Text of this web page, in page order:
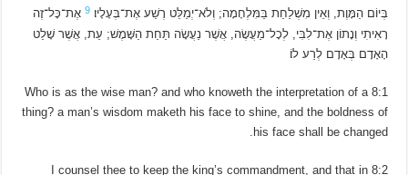
בְּיוֹם הַמָּוֶת, וְאֵין מִשְׁלַחַת בַּמִּלְחָמָה; וְלֹא־יְמַלֵּט רֶשַׁע אֶת־בְּעָלָיו׃9 אֶת־כָּל־זֶה
רָאִיתִי וְנָתוֹן אֶת־לִבִּי, לְכָל־מַעֲשֶׂה, אֲשֶׁר נַעֲשָׂה תַּחַת הַשָּׁמֶשׁ; עֵת, אֲשֶׁר שָׁלַט
הָאָדָם בְּאָדָם לְרַע לוֹ׃
8:1 Who is as the wise man? and who knoweth the interpretation of a
thing? a man’s wisdom maketh his face to shine, and the boldness of
his face shall be changed.
8:2 I counsel thee to keep the king’s commandment, and that in